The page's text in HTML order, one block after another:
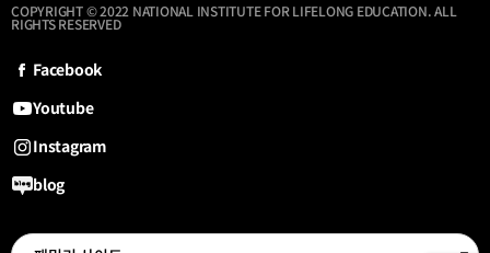
COPYRIGHT © 2022 NATIONAL INSTITUTE FOR LIFELONG EDUCATION. ALL
RIGHTS RESERVED
Facebook
Youtube
Instagram
blog